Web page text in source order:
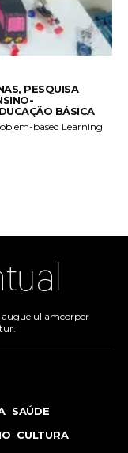
PESQUISA
BÁSICA
based Learning
augue ullamcorper
SAÚDE
CULTURA